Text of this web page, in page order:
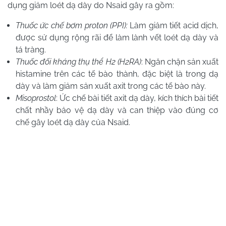
dụng giảm loét dạ dày do Nsaid gây ra gồm:
Thuốc ức chế bơm proton (PPI): Làm giảm tiết acid dịch,
được sử dụng rộng rãi để làm lành vết loét dạ dày và
tá tràng.
Thuốc đối kháng thụ thể H2 (H2RA): Ngăn chặn sản xuất
histamine trên các tế bào thành, đặc biệt là trong dạ
dày và làm giảm sản xuất axit trong các tế bào này.
Misoprostol: Ức chế bài tiết axit dạ dày, kích thích bài tiết
chất nhầy bảo vệ dạ dày và can thiệp vào đúng cơ
chế gây loét dạ dày của Nsaid.